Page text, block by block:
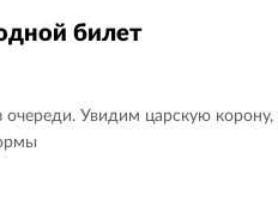
билет
Увидим царскую